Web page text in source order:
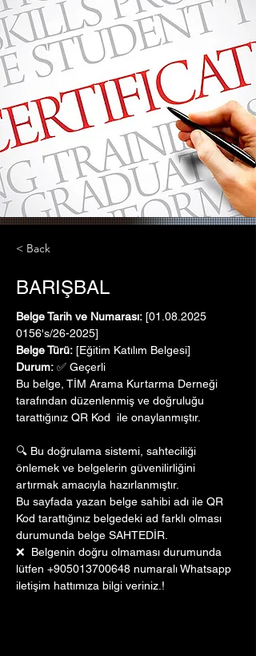
< Back
BARIŞBAL
Belge Tarih ve Numarası: [01.08.2025
0156's/26-2025]
Belge Türü: [Eğitim Katılım Belgesi]
Durum: ✅ Geçerli
Bu belge, TİM Arama Kurtarma Derneği
tarafından düzenlenmiş ve doğruluğu
tarattığınız QR Kod  ile onaylanmıştır.
🔍 Bu doğrulama sistemi, sahteciliği
önlemek ve belgelerin güvenilirliğini
artırmak amacıyla hazırlanmıştır.
Bu sayfada yazan belge sahibi adı ile QR
Kod tarattığınız belgedeki ad farklı olması
durumunda belge SAHTEDİR.
❌  Belgenin doğru olmaması durumunda
lütfen +905013700648 numaralı Whatsapp
iletişim hattımıza bilgi veriniz.!